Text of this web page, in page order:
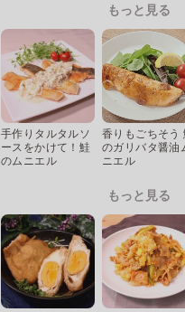
もっと見る
手作りタルタルソ
ースをかけて！鮭
のムニエル
香りもごちそう
のガリバタ醤油
ニエル
もっと見る